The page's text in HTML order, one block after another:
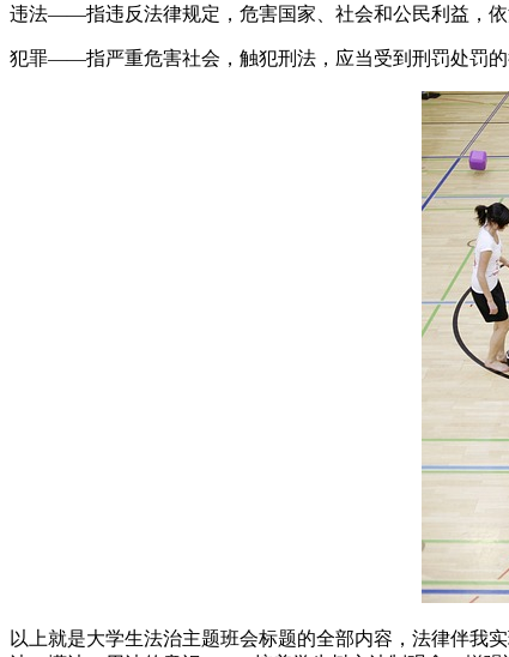
违法——指违反法律规定，危害国家、社会和公民利益，依
犯罪——指严重危害社会，触犯刑法，应当受到刑罚处罚的
以上就是大学生法治主题班会标题的全部内容，法律伴我